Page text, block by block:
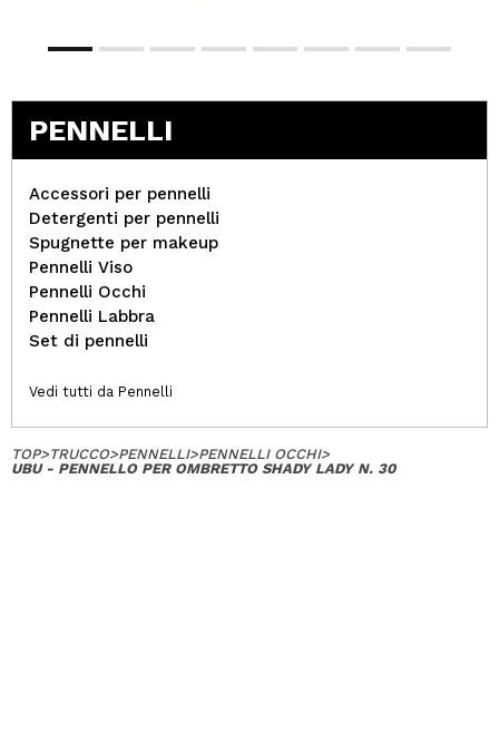
PENNELLI
Accessori per pennelli
Detergenti per pennelli
Spugnette per makeup
Pennelli Viso
Pennelli Occhi
Pennelli Labbra
Set di pennelli
Vedi tutti da Pennelli
TOP>TRUCCO>PENNELLI>PENNELLI OCCHI>
UBU - PENNELLO PER OMBRETTO SHADY LADY N. 30